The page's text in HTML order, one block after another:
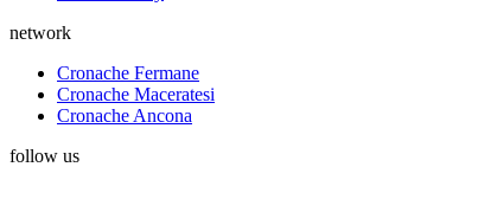
network
Cronache Fermane
Cronache Maceratesi
Cronache Ancona
follow us